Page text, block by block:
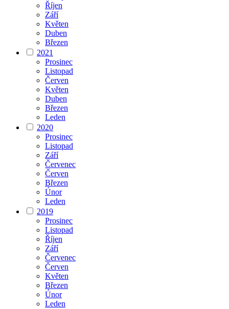
Říjen
Září
Květen
Duben
Březen
2021
Prosinec
Listopad
Červen
Květen
Duben
Březen
Leden
2020
Prosinec
Listopad
Září
Červenec
Červen
Březen
Únor
Leden
2019
Prosinec
Listopad
Říjen
Září
Červenec
Červen
Květen
Březen
Únor
Leden